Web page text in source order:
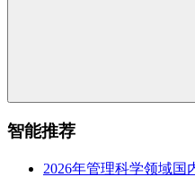
智能推荐
2026年管理科学领域国